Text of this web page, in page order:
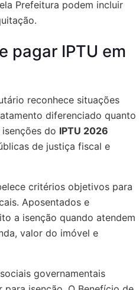
Prefeitura podem incluir
pagar IPTU em
reconhece situações
diferenciado quanto
do IPTU 2026
de justiça fiscal e
critérios objetivos para
Aposentados e
a isenção quando atendem
valor do imóvel e
governamentais